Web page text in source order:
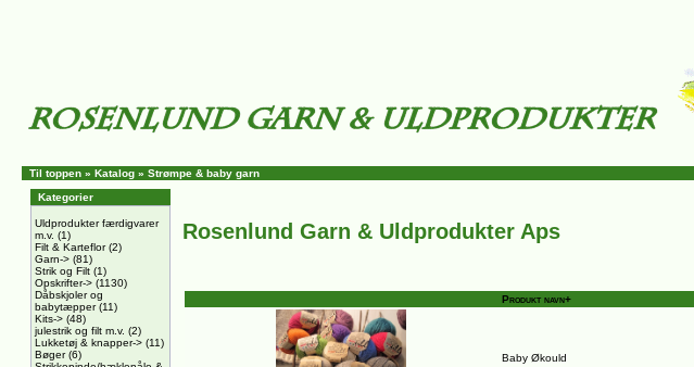
Til toppen » Katalog » Strømpe & baby garn
Kategorier
Uldprodukter færdigvarer
m.v. (1)
Filt & Karteflor(2)
Garn-> (81)
Strik og Filt (1)
Opskrifter-> (1130)
Dåbskjoler og
babytæpper(11)
Kits-> (48)
julestrik og filt m.v. (2)
Lukketøj & knapper-> (11)
Bøger(6)
Rosenlund Garn & Uldprodukter Aps
Produkt navn+
Baby Økould